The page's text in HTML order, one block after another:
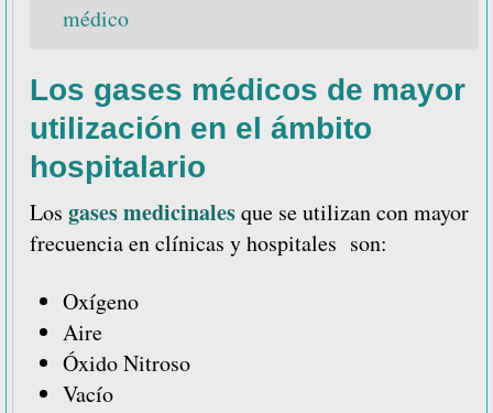
médico
Los gases médicos de mayor
utilización en el ámbito
hospitalario
Los gases medicinalesque se utilizan con mayor
frecuencia en clínicas y hospitales son:
Oxígeno
Aire
Óxido Nitroso
Vacío